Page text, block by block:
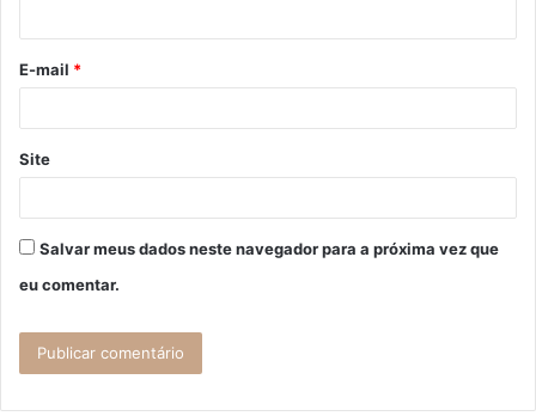
*
E-mail *
Site
Salvar meus dados neste navegador para a próxima vez que
eu comentar.